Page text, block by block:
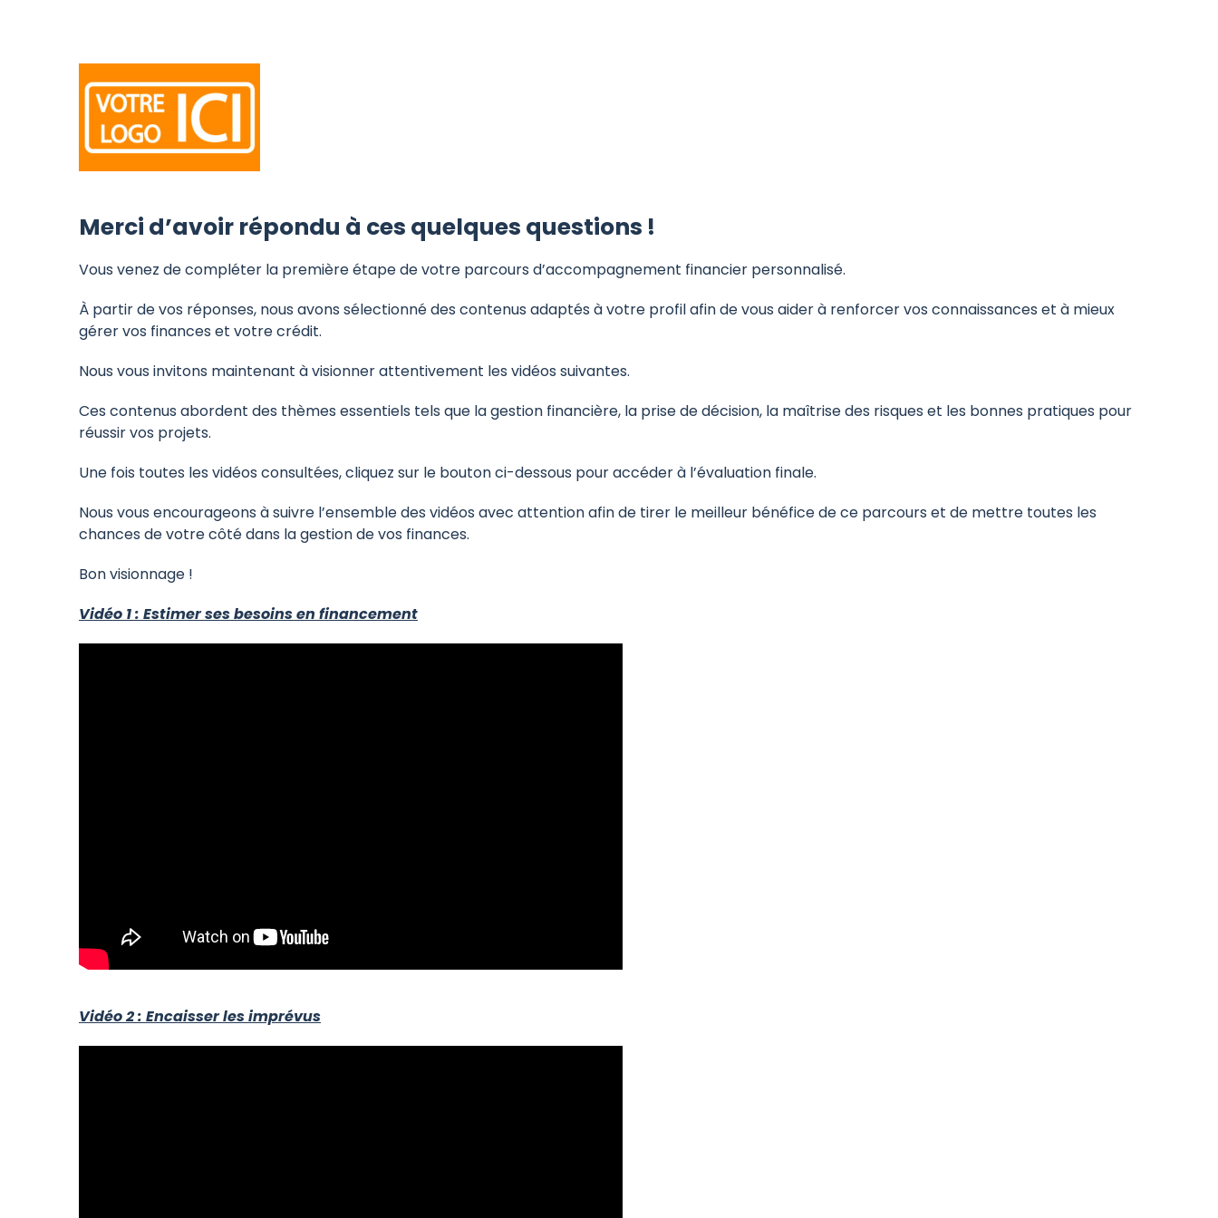
Merci d’avoir répondu à ces quelques questions !
Vous venez de compléter la première étape de votre parcours d’accompagnement financier personnalisé.
À partir de vos réponses, nous avons sélectionné des contenus adaptés à votre profil afin de vous aider à renforcer vos connaissances et à mieux
gérer vos finances et votre crédit.
Nous vous invitons maintenant à visionner attentivement les vidéos suivantes.
Ces contenus abordent des thèmes essentiels tels que la gestion financière, la prise de décision, la maîtrise des risques et les bonnes pratiques pour
réussir vos projets.
Une fois toutes les vidéos consultées, cliquez sur le bouton ci-dessous pour accéder à l’évaluation finale.
Nous vous encourageons à suivre l’ensemble des vidéos avec attention afin de tirer le meilleur bénéfice de ce parcours et de mettre toutes les
chances de votre côté dans la gestion de vos finances.
Bon visionnage !
Vidéo 1 : Estimer ses besoins en financement
Vidéo 2 : Encaisser les imprévus